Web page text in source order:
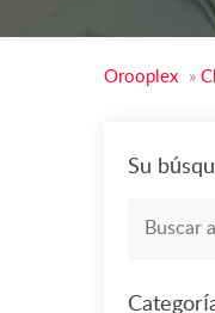
Orooplex »
Su